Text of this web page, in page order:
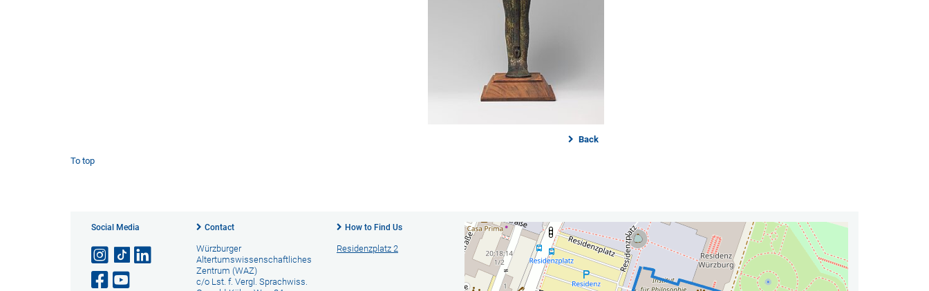
Back
To top
Social Media Contact
Würzburger
Altertumswissenschaftliches
Zentrum (WAZ)
c/o Lst. f. Vergl. Sprachwiss.
How to Find Us
Residenzplatz 2